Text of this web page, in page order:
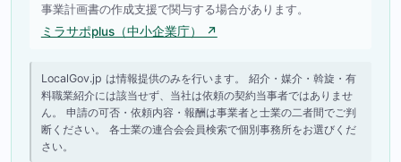
事業計画書の作成支援で関与する場合があります。
ミラサポplus（中小企業庁） ↗
LocalGov.jp は情報提供のみを行います。 紹介・媒介・斡旋・有
料職業紹介には該当せず、当社は依頼の契約当事者ではありませ
ん。 申請の可否・依頼内容・報酬は事業者と士業の二者間でご判
断ください。 各士業の連合会会員検索で個別事務所をお選びくだ
さい。